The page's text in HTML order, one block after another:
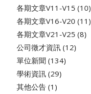
各期文章V11-V15 (10)
各期文章V16-V20 (11)
各期文章V21-V25 (8)
公司徵才資訊(12)
單位新聞(134)
學術資訊(29)
其他公告(1)